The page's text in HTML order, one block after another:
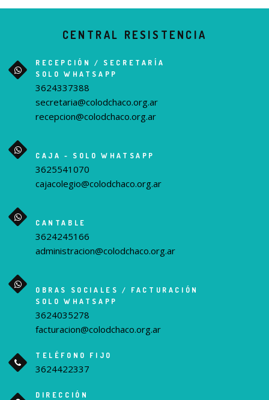
CENTRAL RESISTENCIA
RECEPCIÓN / SECRETARÍA
SOLO WHATSAPP
3624337388
secretaria@colodchaco.org.ar
recepcion@colodchaco.org.ar
CAJA - SOLO WHATSAPP
3625541070
cajacolegio@colodchaco.org.ar
CANTABLE
3624245166
administracion@colodchaco.org.ar
OBRAS SOCIALES / FACTURACIÓN
SOLO WHATSAPP
3624035278
facturacion@colodchaco.org.ar
TELÉFONO FIJO
3624422337
DIRECCIÓN